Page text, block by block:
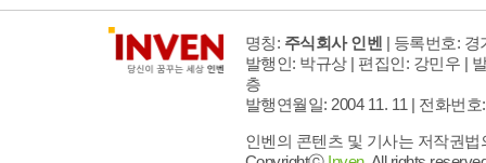
명칭: 주식회사 인벤 | 등록번호: 경
발행인: 박규상 | 편집인: 강민우 |
층
발행연월일: 2004 11. 11 | 전화번호
인벤의 콘텐츠 및 기사는 저작권